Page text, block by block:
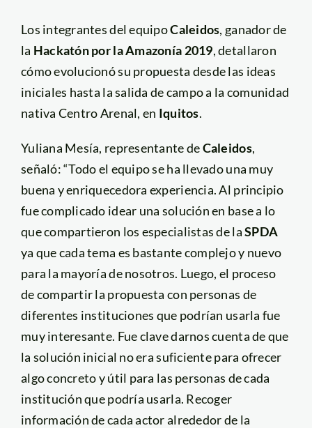
Los integrantes del equipoCaleidos, ganador de
la Hackatón por la Amazonía 2019, detallaron
cómo evolucionó su propuesta desde las ideas
iniciales hasta la salida de campo a la comunidad
nativa Centro Arenal, en Iquitos.
Yuliana Mesía, representante deCaleidos,
señaló: “Todo el equipo se ha llevado una muy
buena y enriquecedora experiencia. Al principio
fue complicado idear una solución en base a lo
que compartieron los especialistas de laSPDA
ya que cada tema es bastante complejo y nuevo
para la mayoría de nosotros. Luego, el proceso
de compartir la propuesta con personas de
diferentes instituciones que podrían usarla fue
muy interesante. Fue clave darnos cuenta de que
la solución inicial no era suficiente para ofrecer
algo concreto y útil para las personas de cada
institución que podría usarla. Recoger
información de cada actor alrededor de la